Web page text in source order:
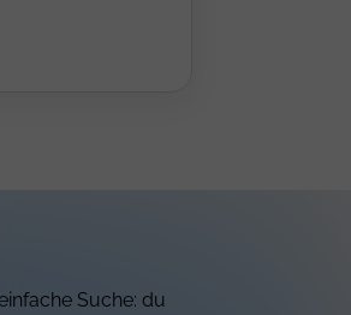
Suche: du